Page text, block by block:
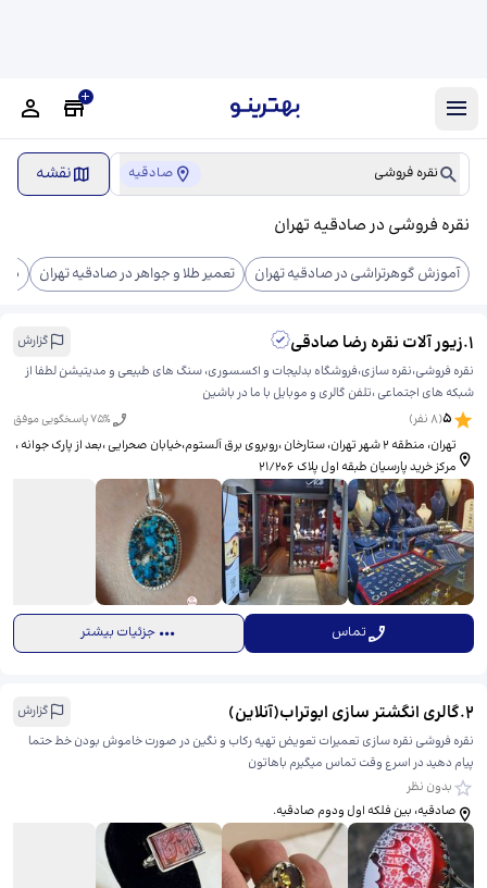
نقره فروشی صادقیه نقشه
نقره فروشی در صادقیه تهران
آموزش گوهرتراشی در صادقیه تهران تعمیر طلا و جواهر در صادقیه تهران
1
.زیور آلات نقره رضا صادقی
گزارش
نقره فروشی،نقره سازی،فروشگاه بدلیجات و اکسسوری، سنگ های طبیعی و مدیتیشن لطفا از
شبکه های اجتماعی ،تلفن گالری و موبایل با ما در باشین
5
(
8نفر) 75% پاسخگویی موفق
تهران، منطقه ۲ شهر تهران، ستارخان ،روبروی برق آلستوم،خیابان صحرایی ،بعد از پارک جوانه ،​
مرکز خرید پارسیان طبقه اول پلاک ۲۱/۲۰۶
تماس جزئیات بیشتر
2
.گالری انگشتر سازی ابوتراب(آنلاین)
گزارش
نقره فروشی نقره سازی تعمیرات تعویض تهیه رکاب و نگین در صورت خاموش بودن خط حتما
پیام دهید در اسرع وقت تماس میگیرم باهاتون
بدون نظر
صادقیه، بین فلکه اول ودوم صادقیه.